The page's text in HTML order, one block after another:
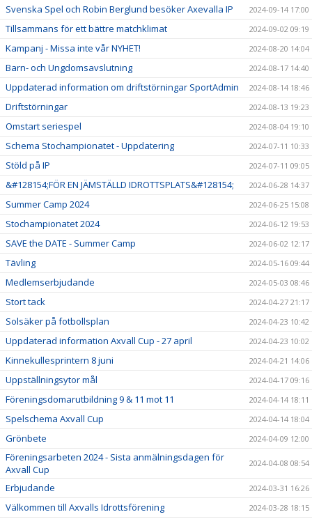
Svenska Spel och Robin Berglund besöker Axevalla IP 2024-09-14 17:00
Tillsammans för ett bättre matchklimat 2024-09-02 09:19
Kampanj - Missa inte vår NYHET! 2024-08-20 14:04
Barn- och Ungdomsavslutning 2024-08-17 14:40
Uppdaterad information om driftstörningar SportAdmin 2024-08-14 18:46
Driftstörningar 2024-08-13 19:23
Omstart seriespel 2024-08-04 19:10
Schema Stochampionatet - Uppdatering 2024-07-11 10:33
Stöld på IP 2024-07-11 09:05
&#128154;FÖR EN JÄMSTÄLLD IDROTTSPLATS&#128154; 2024-06-28 14:37
Summer Camp 2024 2024-06-25 15:08
Stochampionatet 2024 2024-06-12 19:53
SAVE the DATE - Summer Camp 2024-06-02 12:17
Tävling 2024-05-16 09:44
Medlemserbjudande 2024-05-03 08:46
Stort tack 2024-04-27 21:17
Solsäker på fotbollsplan 2024-04-23 10:42
Uppdaterad information Axvall Cup - 27 april 2024-04-23 10:02
Kinnekullesprintern 8 juni 2024-04-21 14:06
Uppställningsytor mål 2024-04-17 09:16
Föreningsdomarutbildning 9 & 11 mot 11 2024-04-14 18:11
Spelschema Axvall Cup 2024-04-14 18:04
Grönbete 2024-04-09 12:00
Föreningsarbeten 2024 - Sista anmälningsdagen för
Axvall Cup
2024-04-08 08:54
Erbjudande 2024-03-31 16:26
Välkommen till Axvalls Idrottsförening 2024-03-28 18:15